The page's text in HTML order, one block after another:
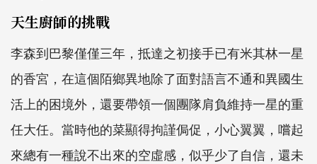
天生廚師的挑戰
李森到巴黎僅僅三年，抵達之初接手已有米其林一星
的香宮，在這個陌鄉異地除了面對語言不通和異國生
活上的困境外，還要帶領一個團隊肩負維持一星的重
任大任。當時他的菜顯得拘謹侷促，小心翼翼，嚐起
來總有一種說不出來的空虛感，似乎少了自信，還未